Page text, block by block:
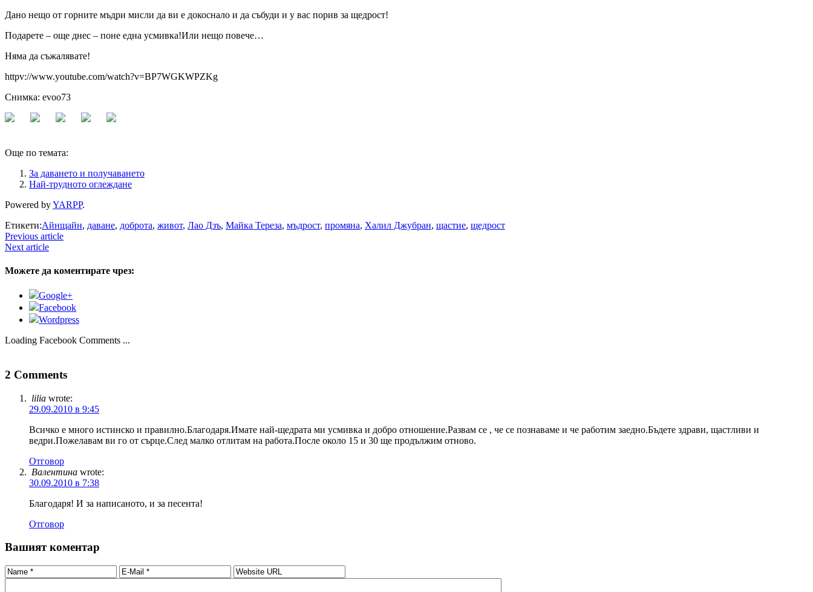
Дано нещо от горните мъдри мисли да ви е докоснало и да събуди и у вас порив за щедрост!
Подарете – още днес – поне една усмивка!Или нещо повече…
Няма да съжалявате!
httpv://www.youtube.com/watch?v=BP7WGKWPZKg
Снимка: evoo73
Още по темата:
За даването и получаването
Най-трудното оглеждане
Powered byYARPP.
Етикети:Айнщайн, даване, доброта, живот, Лао Дзъ, Майка Тереза, мъдрост, промяна, Халил Джубран, щастие, щедрост
Previous article
Next article
Можете да коментирате чрез:
Google+
Facebook
Wordpress
Loading Facebook Comments ...
2 Comments
lilia wrote:
29.09.2010 в 9:45
Всичко е много истинско и правилно.Благодаря.Имате най-щедрата ми усмивка и добро отношение.Развам се , че се познаваме и че работим заедно.Бъдете здрави, щастливи и
ведри.Пожелавам ви го от сърце.След малко отлитам на работа.После около 15 и 30 ще продължим отново.
Отговор
Валентина wrote:
30.09.2010 в 7:38
Благодаря! И за написаното, и за песента!
Отговор
Вашият коментар